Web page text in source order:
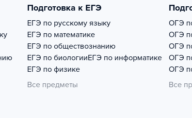
Подготовка к ЕГЭ
ЕГЭ по русскому языку
ЕГЭ по математике
ЕГЭ по обществознанию
ЕГЭ по биологииЕГЭ по информатике
ЕГЭ по физике
Все предметы
ОГЭ
ОГЭ
ОГЭ
ОГЭ
ОГЭ
Все